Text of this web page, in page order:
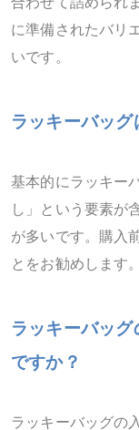
に準備されたバリ
いです。
ラッキーバッグ
基本的にラッキー
し」という要素が
が多いです。購入
とをお勧めします。
ラッキーバッ
ですか？
ラッキーバッグの